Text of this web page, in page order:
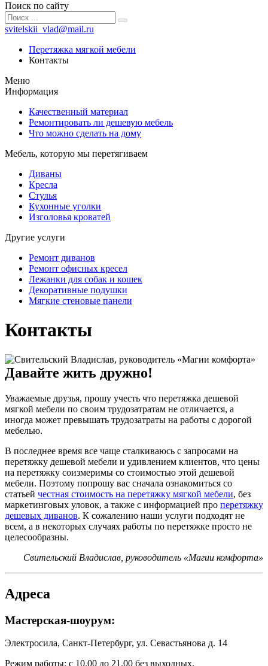
Поиск по сайту
svitelskii_vlad@mail.ru
Перетяжка мягкой мебели
Контакты
Меню
Информация
Качественный материал
Ремонтировать ли дешевую мебель
Что можно сделать на дому
Мебель, которую мы перетягиваем
Диваны
Кресла
Стулья
Кухонные уголки
Изголовья кроватей
Другие услуги
Ремонт диванов
Ремонт офисных кресел
Лежанки для собак и кошек
Декоративные подушки
Мягкие стеновые панели
Контакты
Давайте жить дружно!
Уважаемые друзья, прошу учесть что перетяжка дешевой
мягкой мебели по своим трудозатратам не отличается, а
иногда может превышать трудозатраты на работы с дорогой
мебелью.
В последнее время все чаще сталкиваюсь с запросами на
перетяжку дешевой мебели и удивлением клиентов, что цены
на перетяжку соизмеримы со стоимостью этой дешевой
мебели. Поэтому попрошу вас сначала ознакомиться со
статьей честная стоимость на перетяжку мягкой мебели, без
маркетинговых уловок, а также с информацией про перетяжку
дешевых диванов. К сожалению наши услуги подходят не
всем, а в некоторых случаях работы по перетяжке просто не
целесообразны.
Свительский Владислав, руководитель «Магии комфорта»
Адреса
Мастерская-шоурум:
Электросила, Санкт-Петербург, ул. Севастьянова д. 14
Режим работы: с 10.00 до 21.00 без выходных.